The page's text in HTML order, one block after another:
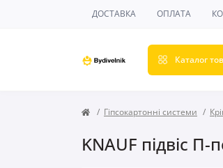
ДОСТАВКА ОПЛАТА
Каталог
Гіпсокартонні системи
KNAUF підвіс